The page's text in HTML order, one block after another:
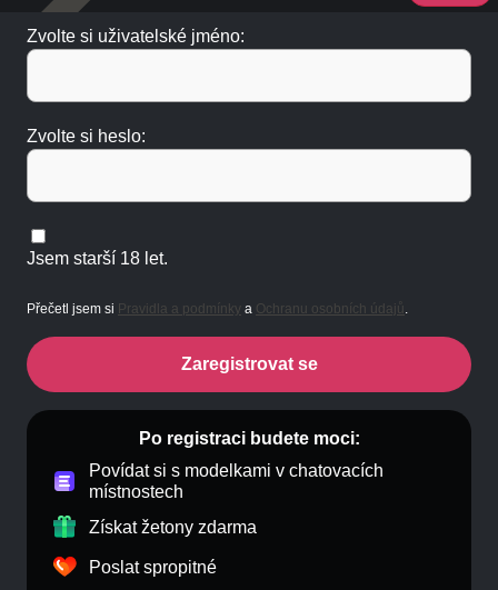
Zvolte si uživatelské jméno:
Zvolte si heslo:
Jsem starší 18 let.
Přečetl jsem si Pravidla a podmínky a Ochranu osobních údajů.
Zaregistrovat se
Po registraci budete moci:
Povídat si s modelkami v chatovacích
místnostech
Získat žetony zdarma
Poslat spropitné